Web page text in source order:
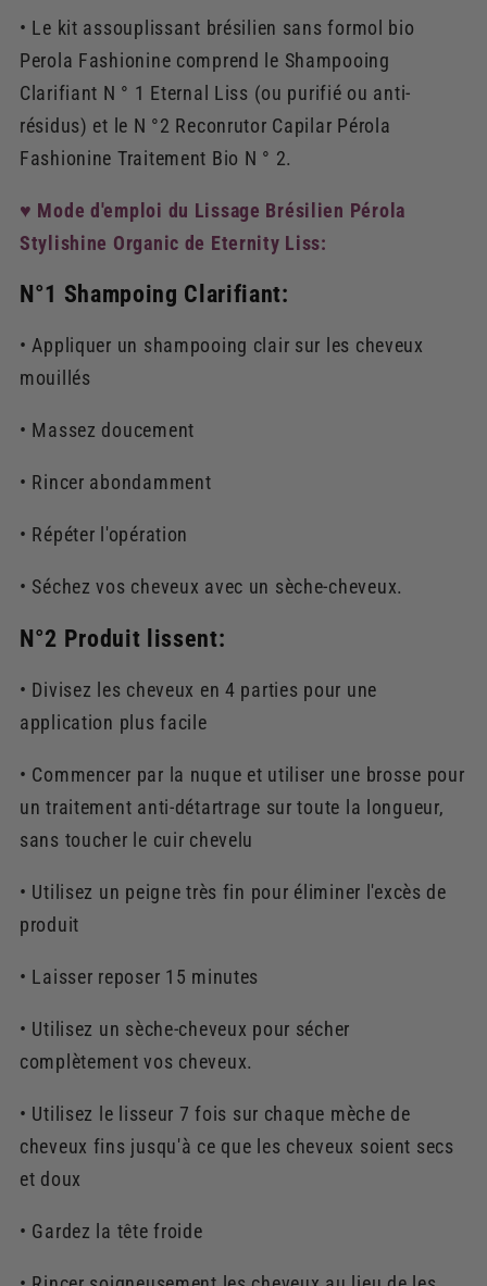
• Le kit assouplissant brésilien sans formol bio
Perola Fashionine comprend le Shampooing
Clarifiant N ° 1 Eternal Liss (ou purifié ou anti-
résidus) et le N °2 Reconrutor Capilar Pérola
Fashionine Traitement Bio N ° 2.
♥ Mode d'emploi du Lissage Brésilien Pérola
Stylishine Organic de Eternity Liss:
N°1 Shampoing Clarifiant:
• Appliquer un shampooing clair sur les cheveux
mouillés
• Massez doucement
• Rincer abondamment
• Répéter l'opération
• Séchez vos cheveux avec un sèche-cheveux.
N°2 Produit lissent:
• Divisez les cheveux en 4 parties pour une
application plus facile
• Commencer par la nuque et utiliser une brosse pour
un traitement anti-détartrage sur toute la longueur,
sans toucher le cuir chevelu
• Utilisez un peigne très fin pour éliminer l'excès de
produit
• Laisser reposer 15 minutes
• Utilisez un sèche-cheveux pour sécher
complètement vos cheveux.
• Utilisez le lisseur 7 fois sur chaque mèche de
cheveux fins jusqu'à ce que les cheveux soient secs
et doux
• Gardez la tête froide